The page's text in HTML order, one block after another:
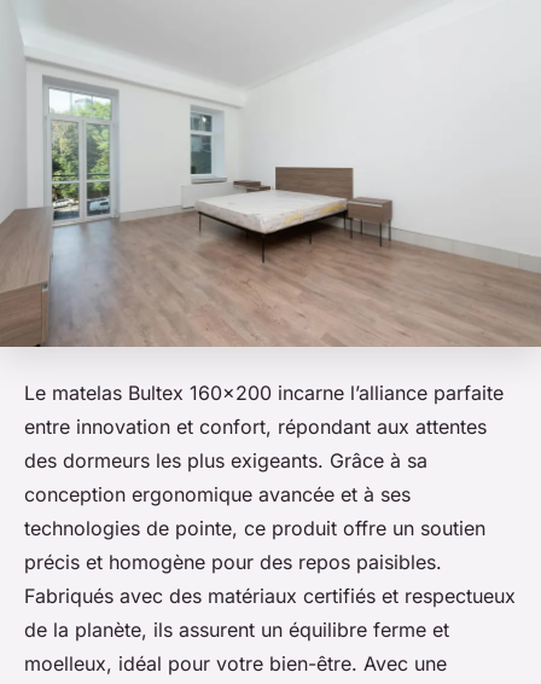
Le matelas Bultex 160x200 incarne l’alliance parfaite
entre innovation et confort, répondant aux attentes
des dormeurs les plus exigeants. Grâce à sa
conception ergonomique avancée et à ses
technologies de pointe, ce produit offre un soutien
précis et homogène pour des repos paisibles.
Fabriqués avec des matériaux certifiés et respectueux
de la planète, ils assurent un équilibre ferme et
moelleux, idéal pour votre bien-être. Avec une